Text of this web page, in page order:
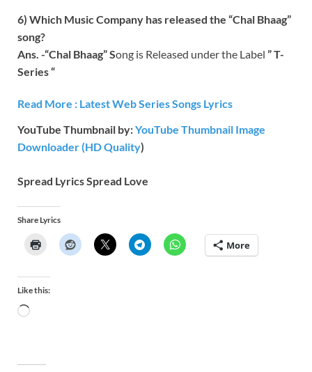
6) Which Music Company has released the “Chal Bhaag”
song?
Ans. -“Chal Bhaag” Song is Released under the Label ”T-
Series“
Read More : Latest Web Series Songs Lyrics
YouTube Thumbnail by:YouTube Thumbnail Image
Downloader (HD Quality)
Spread Lyrics Spread Love
Share Lyrics
More
Like this: